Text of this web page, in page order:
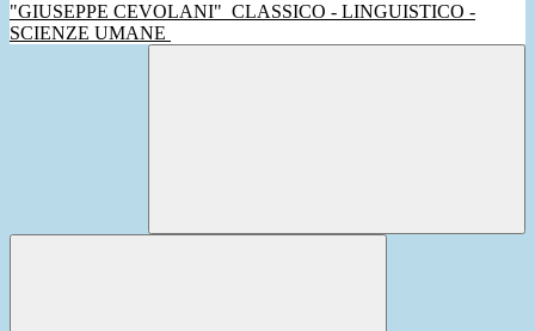
"GIUSEPPE CEVOLANI" CLASSICO - LINGUISTICO -
SCIENZE UMANE